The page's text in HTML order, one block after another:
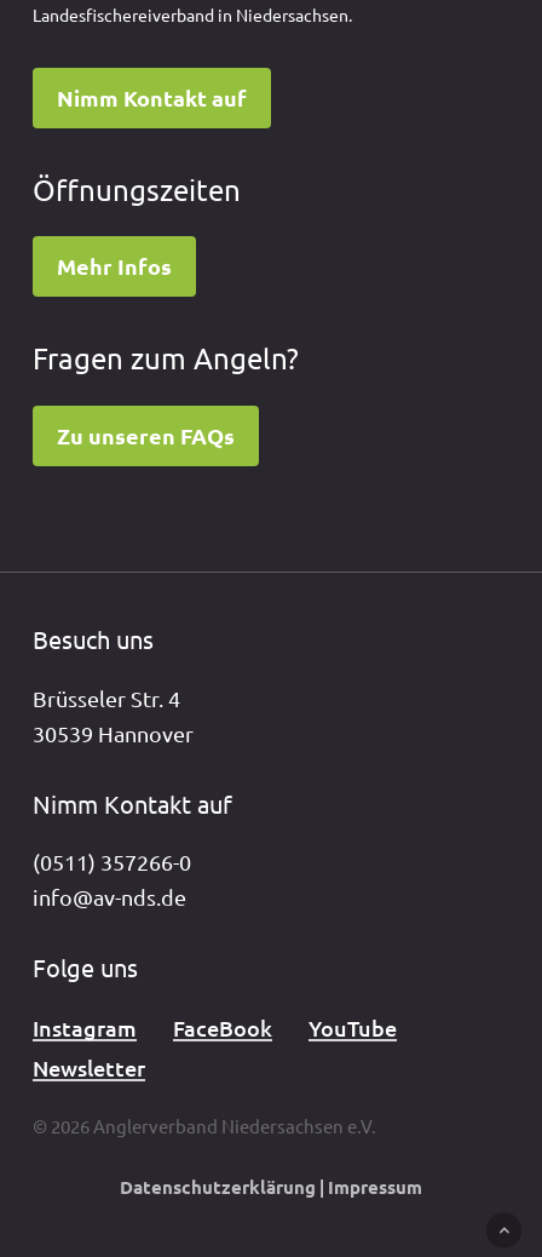
Landesfischereiverband in Niedersachsen.
Nimm Kontakt auf
Öffnungszeiten
Mehr Infos
Fragen zum Angeln?
Zu unseren FAQs
Besuch uns
Brüsseler Str. 4
30539 Hannover
Nimm Kontakt auf
(0511) 357266-0
info@av-nds.de
Folge uns
Instagram FaceBook
YouTube
Newsletter
© 2026 Anglerverband Niedersachsen e.V.
Datenschutzerklärung | Impressum